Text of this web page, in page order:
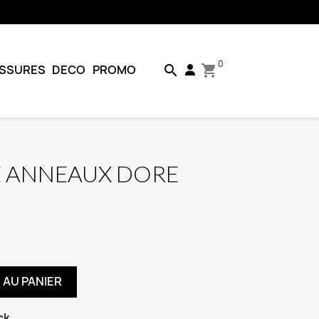
DECO PROMO search shopping_cart 0
DORE
PANIER